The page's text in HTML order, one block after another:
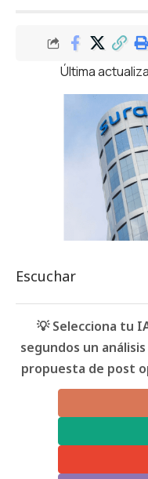
Última
Escuchar
💡 Selecciona tu
segundos un
propuesta de post